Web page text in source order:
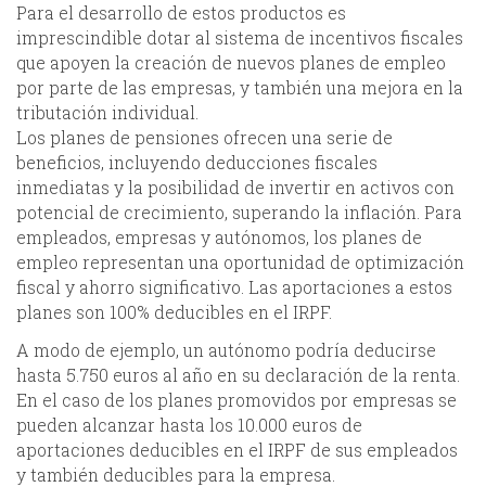
Para el desarrollo de estos productos es
imprescindible dotar al sistema de incentivos fiscales
que apoyen la creación de nuevos planes de empleo
por parte de las empresas, y también una mejora en la
tributación individual.
Los planes de pensiones ofrecen una serie de
beneficios, incluyendo deducciones fiscales
inmediatas y la posibilidad de invertir en activos con
potencial de crecimiento, superando la inflación. Para
empleados, empresas y autónomos, los planes de
empleo representan una oportunidad de optimización
fiscal y ahorro significativo. Las aportaciones a estos
planes son 100% deducibles en el IRPF.
A modo de ejemplo, un autónomo podría deducirse
hasta 5.750 euros al año en su declaración de la renta.
En el caso de los planes promovidos por empresas se
pueden alcanzar hasta los 10.000 euros de
aportaciones deducibles en el IRPF de sus empleados
y también deducibles para la empresa.